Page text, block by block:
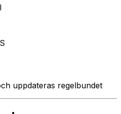
uppdateras regelbundet